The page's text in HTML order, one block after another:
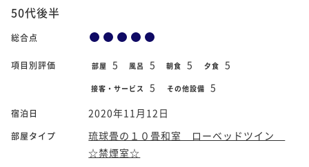
50代後半
総合点
項目別評価 部屋 5 風呂 5 朝食 5 夕食 5
接客・サービス 5 その他設備 5
宿泊日 2020年11月12日
部屋タイプ
琉球畳の１０畳和室 ローベッドツイン
☆禁煙室☆